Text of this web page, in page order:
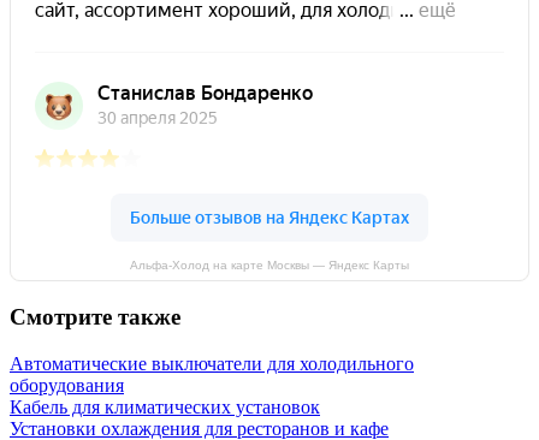
Альфа-Холод на карте Москвы — Яндекс Карты
Смотрите также
Автоматические выключатели для холодильного
оборудования
Кабель для климатических установок
Установки охлаждения для ресторанов и кафе